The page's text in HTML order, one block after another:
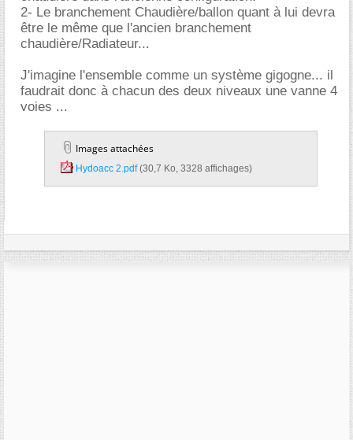
2- Le branchement Chaudière/ballon quant à lui devra
être le même que l'ancien branchement
chaudière/Radiateur...
J'imagine l'ensemble comme un système gigogne... il
faudrait donc à chacun des deux niveaux une vanne 4
voies ...
Images attachées
Hydoacc 2.pdf‎ (30,7 Ko, 3328 affichages)